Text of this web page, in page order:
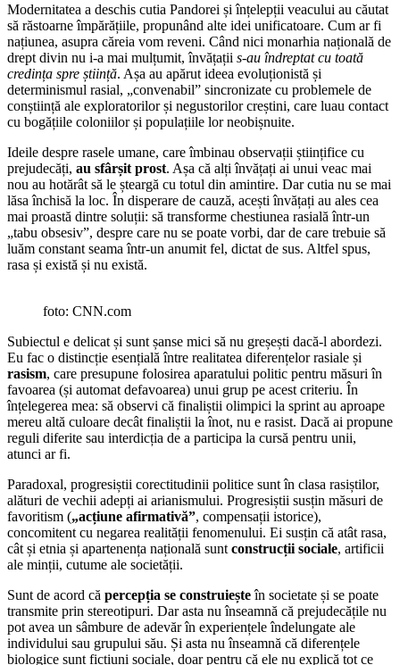
Modernitatea a deschis cutia Pandorei și înțelepții veacului au căutat
să răstoarne împărățiile, propunând alte idei unificatoare. Cum ar fi
națiunea, asupra căreia vom reveni. Când nici monarhia națională de
drept divin nu i-a mai mulțumit, învățații s-au îndreptat cu toată
credința spre știință. Așa au apărut ideea evoluționistă și
determinismul rasial, „convenabil” sincronizate cu problemele de
conștiință ale exploratorilor și negustorilor creștini, care luau contact
cu bogățiile coloniilor și populațiile lor neobișnuite.
Ideile despre rasele umane, care îmbinau observații științifice cu
prejudecăți, au sfârșit prost. Așa că alți învățați ai unui veac mai
nou au hotărât să le șteargă cu totul din amintire. Dar cutia nu se mai
lăsa închisă la loc. În disperare de cauză, acești învățați au ales cea
mai proastă dintre soluții: să transforme chestiunea rasială într-un
„tabu obsesiv”, despre care nu se poate vorbi, dar de care trebuie să
luăm constant seama într-un anumit fel, dictat de sus. Altfel spus,
rasa și există și nu există.
foto: CNN.com
Subiectul e delicat și sunt șanse mici să nu greșești dacă-l abordezi.
Eu fac o distincție esențială între realitatea diferențelor rasiale și
rasism, care presupune folosirea aparatului politic pentru măsuri în
favoarea (și automat defavoarea) unui grup pe acest criteriu. În
înțelegerea mea: să observi că finaliștii olimpici la sprint au aproape
mereu altă culoare decât finaliștii la înot, nu e rasist. Dacă ai propune
reguli diferite sau interdicția de a participa la cursă pentru unii,
atunci ar fi.
Paradoxal, progresiștii corectitudinii politice sunt în clasa rasiștilor,
alături de vechii adepți ai arianismului. Progresiștii susțin măsuri de
favoritism („acțiune afirmativă”, compensații istorice),
concomitent cu negarea realității fenomenului. Ei susțin că atât rasa,
cât și etnia și apartenența națională sunt construcții sociale, artificii
ale minții, cutume ale societății.
Sunt de acord că percepția se construieșteîn societate și se poate
transmite prin stereotipuri. Dar asta nu înseamnă că prejudecățile nu
pot avea un sâmbure de adevăr în experiențele îndelungate ale
individului sau grupului său. Și asta nu înseamnă că diferențele
biologice sunt ficțiuni sociale, doar pentru că ele nu explică tot ce